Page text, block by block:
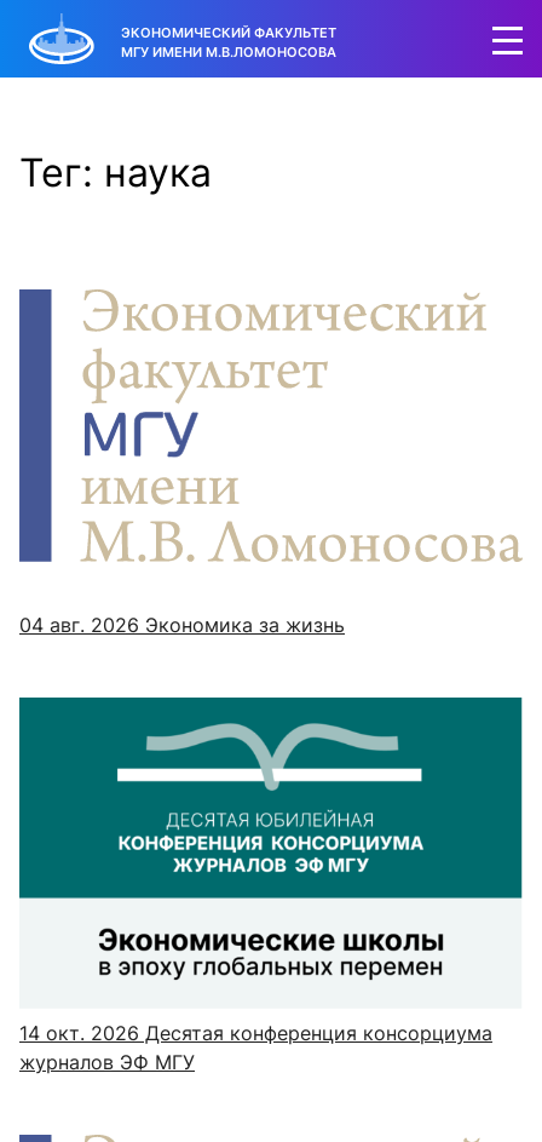
ЭКОНОМИЧЕСКИЙ ФАКУЛЬТЕТ
МГУ ИМЕНИ М.В.ЛОМОНОСОВА
Тег: наука
04 авг. 2026 Экономика за жизнь
14 окт. 2026 Деcятая конференция консорциума
журналов ЭФ МГУ